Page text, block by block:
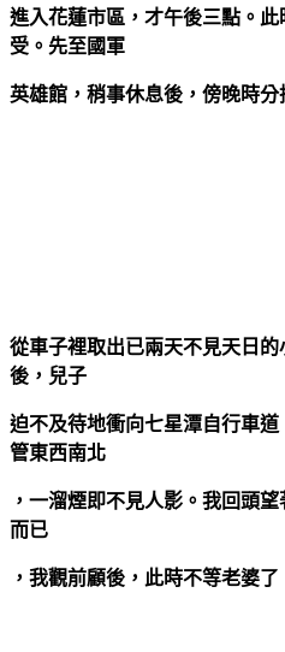
進入花蓮市區，才午後三點。
受。先至國軍
英雄館，稍事休息後，傍晚時分
從車子裡取出已兩天不見天日的
後，兒子
迫不及待地衝向七星潭自行車
管東西南北
，一溜煙即不見人影。我回頭
而已
，我觀前顧後，此時不等老婆